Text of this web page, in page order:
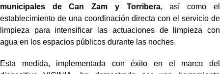
municipales de Can Zam y Torribera, así como el
establecimiento de una coordinación directa con el servicio de
limpieza para intensificar las actuaciones de limpieza con
agua en los espacios públicos durante las noches.
Esta medida, implementada con éxito en el marco del